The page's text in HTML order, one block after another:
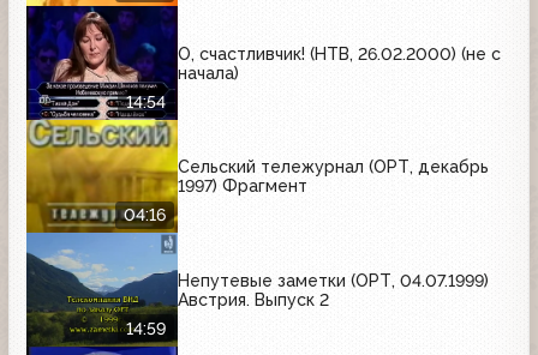
14:54
О, счастливчик! (НТВ, 26.02.2000) (не с
начала)
04:16
Сельский тележурнал (ОРТ, декабрь
1997) Фрагмент
14:59
Непутевые заметки (ОРТ, 04.07.1999)
Австрия. Выпуск 2